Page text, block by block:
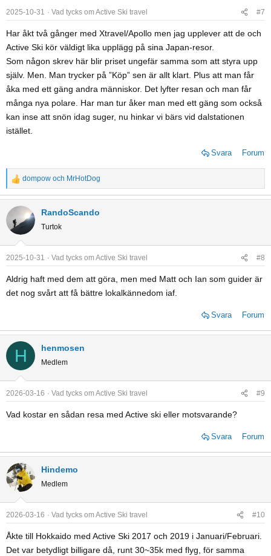
2025-10-31 Vad tycks om Active Ski travel #7
Har åkt två gånger med Xtravel/Apollo men jag upplever att de och
Active Ski kör väldigt lika upplägg på sina Japan-resor.
Som någon skrev här blir priset ungefär samma som att styra upp
själv. Men. Man trycker på ”Köp” sen är allt klart. Plus att man får
åka med ett gäng andra människor. Det lyfter resan och man får
många nya polare. Har man tur åker man med ett gäng som också
kan inse att snön idag suger, nu hinkar vi bärs vid dalstationen
istället.
Svara Forum
R
e
a
c
t
i
o
n
s
:
dompow och MrHotDog
RandoScando
Turtok
2025-10-31 Vad tycks om Active Ski travel #8
Aldrig haft med dem att göra, men med Matt och Ian som guider är
det nog svårt att få bättre lokalkännedom iaf.
Svara Forum
H henmosen
Medlem
2026-03-16 Vad tycks om Active Ski travel #9
Vad kostar en sådan resa med Active ski eller motsvarande?
Svara Forum
Hindemo
Medlem
2026-03-16 Vad tycks om Active Ski travel #10
Åkte till Hokkaido med Active Ski 2017 och 2019 i Januari/Februari.
Det var betydligt billigare då, runt 30~35k med flyg, för samma